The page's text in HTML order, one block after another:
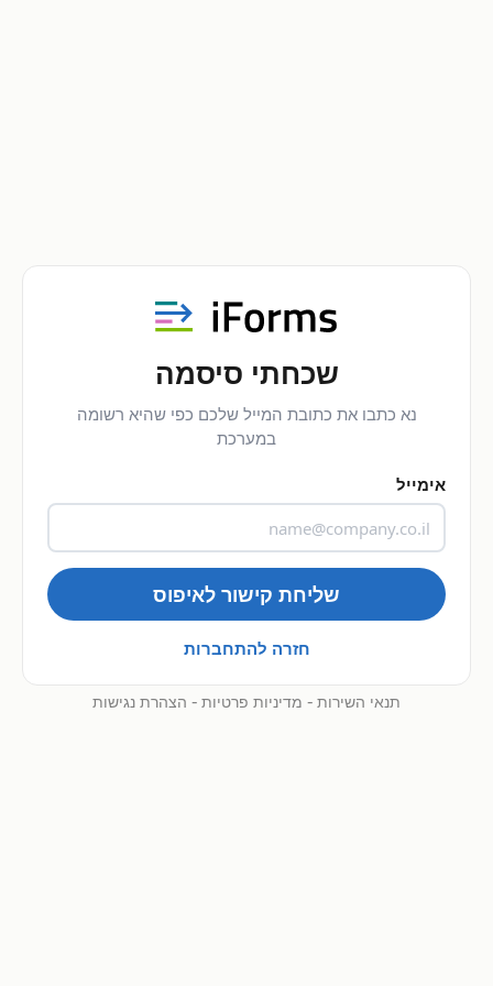
שכחתי סיסמה
נא כתבו את כתובת המייל שלכם כפי שהיא רשומה
במערכת
אימייל
שליחת קישור לאיפוס
חזרה להתחברות
תנאי השירות - מדיניות פרטיות - הצהרת נגישות